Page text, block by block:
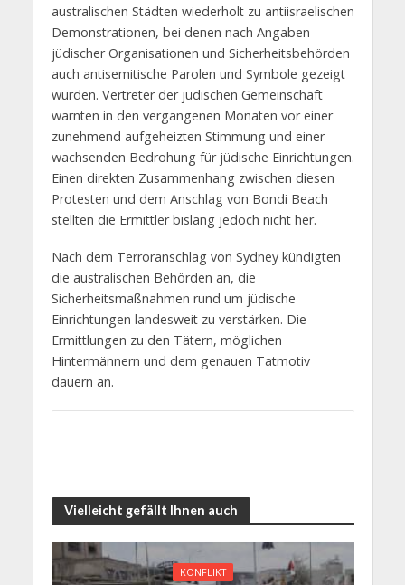
australischen Städten wiederholt zu antiisraelischen
Demonstrationen, bei denen nach Angaben
jüdischer Organisationen und Sicherheitsbehörden
auch antisemitische Parolen und Symbole gezeigt
wurden. Vertreter der jüdischen Gemeinschaft
warnten in den vergangenen Monaten vor einer
zunehmend aufgeheizten Stimmung und einer
wachsenden Bedrohung für jüdische Einrichtungen.
Einen direkten Zusammenhang zwischen diesen
Protesten und dem Anschlag von Bondi Beach
stellten die Ermittler bislang jedoch nicht her.
Nach dem Terroranschlag von Sydney kündigten
die australischen Behörden an, die
Sicherheitsmaßnahmen rund um jüdische
Einrichtungen landesweit zu verstärken. Die
Ermittlungen zu den Tätern, möglichen
Hintermännern und dem genauen Tatmotiv
dauern an.
Vielleicht gefällt Ihnen auch
KONFLIKT